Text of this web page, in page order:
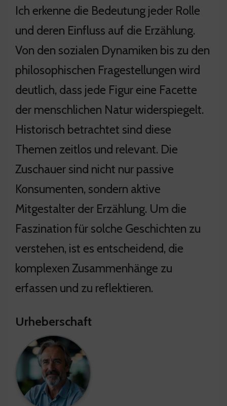
Ich erkenne die Bedeutung jeder Rolle
und deren Einfluss auf die Erzählung.
Von den sozialen Dynamiken bis zu den
philosophischen Fragestellungen wird
deutlich, dass jede Figur eine Facette
der menschlichen Natur widerspiegelt.
Historisch betrachtet sind diese
Themen zeitlos und relevant. Die
Zuschauer sind nicht nur passive
Konsumenten, sondern aktive
Mitgestalter der Erzählung. Um die
Faszination für solche Geschichten zu
verstehen, ist es entscheidend, die
komplexen Zusammenhänge zu
erfassen und zu reflektieren.
Urheberschaft